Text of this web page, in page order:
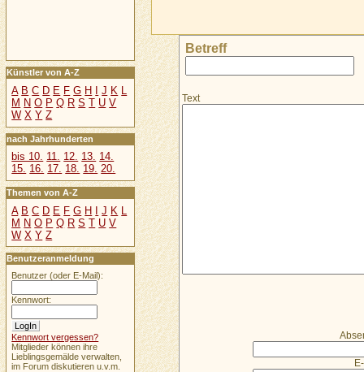
Betreff
Text
Künstler von A-Z
A B C D E F G H J K L
M N O P Q R S T U V
W X Y Z
nach Jahrhunderten
bis 10. 11. 12. 13. 14.
15. 16. 17. 18. 19. 20.
Themen von A-Z
A B C D E F G H I J K L
M N O P Q R S T U V
W X Y Z
Benutzeranmeldung
Benutzer (oder E-Mail):
Kennwort:
Kennwort vergessen?
Mitglieder können ihre
Lieblingsgemälde verwalten,
im Forum diskutieren u.v.m.